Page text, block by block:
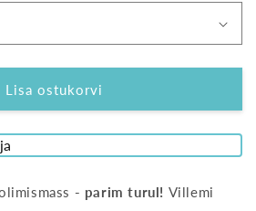
Lisa ostukorvi
- parim turul! Villemi